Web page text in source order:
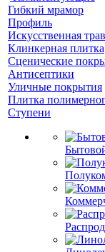
Гибкий мрамор
Профиль
Искусственная
Клинкерная плитка
Сценические
Антисептики
Уличные покрытия
Плитка
Ступени